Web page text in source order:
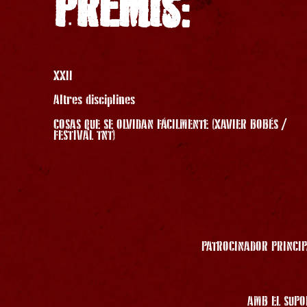
XXII
Altres disciplines
COSAS QUE SE OLVIDAN FÁCILMENTE (XAVIER BOBÉS /
FESTIVAL TNT)
PATROCINADOR
AMB EL